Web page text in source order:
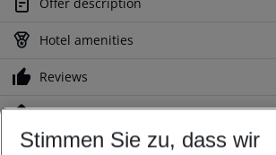
Hotel amenities
Reviews
Location
Stimmen Sie zu, dass wir